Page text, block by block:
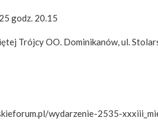
godz. 20.15
Trójcy OO. Dominikanów, ul.
wydarzenie-2535-